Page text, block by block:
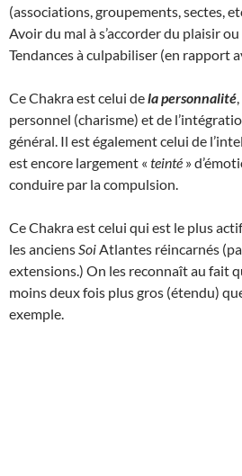
(associations, groupements, sectes,
Avoir du mal à s’accorder du plaisir
Tendances à culpabiliser (en rapport
Ce Chakra est celui dela personnalité
personnel (charisme) et de
général. Il est également celui de
est encore largement « teinté »
conduire par la compulsion.
Ce Chakra est celui qui est le plus
les anciensSoiAtlantes réincarnés
extensions.) On les reconnaît au fait
moins deux fois plus gros (étendu)
exemple.